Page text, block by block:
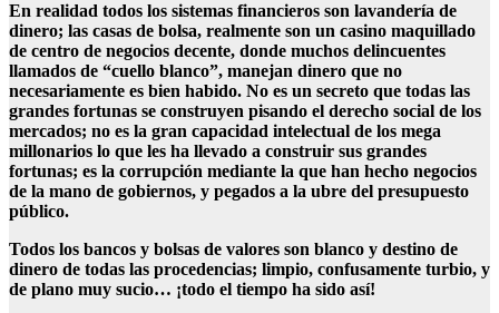
En realidad todos los sistemas financieros son lavandería de
dinero; las casas de bolsa, realmente son un casino maquillado
de centro de negocios decente, donde muchos delincuentes
llamados de “cuello blanco”, manejan dinero que no
necesariamente es bien habido. No es un secreto que todas las
grandes fortunas se construyen pisando el derecho social de los
mercados; no es la gran capacidad intelectual de los mega
millonarios lo que les ha llevado a construir sus grandes
fortunas; es la corrupción mediante la que han hecho negocios
de la mano de gobiernos, y pegados a la ubre del presupuesto
público.
Todos los bancos y bolsas de valores son blanco y destino de
dinero de todas las procedencias; limpio, confusamente turbio, y
de plano muy sucio… ¡todo el tiempo ha sido así!